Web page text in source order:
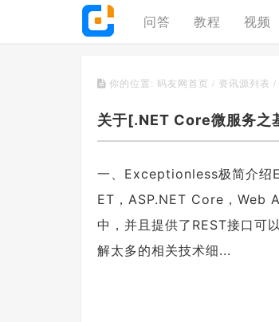
问答 教程 视频
你的位置: 码友网首页 / 资讯源列表 /
关于[.NET Core微服务
一、Exceptionless极简介绍
ET，ASP.NET Core，Web
中，并且提供了REST接口
解太多的相关技术细...